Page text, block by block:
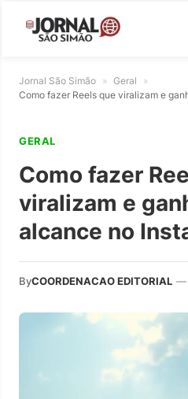
Jornal São Simão » Geral
»
Como fazer Reels que viralizam e
GERAL
Como fazer
viralizam e
alcance no
ByCOORDENACAO EDITORIAL —